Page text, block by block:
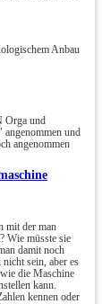
Anbau
Orga und
und
angenommen
mit der man
Wie müsste sie
damit noch
sein, aber es
die Maschine
kann.
kennen oder